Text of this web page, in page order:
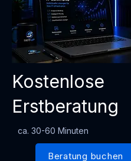
Kostenlose
Erstberatung
ca. 30-60 Minuten
Beratung buchen